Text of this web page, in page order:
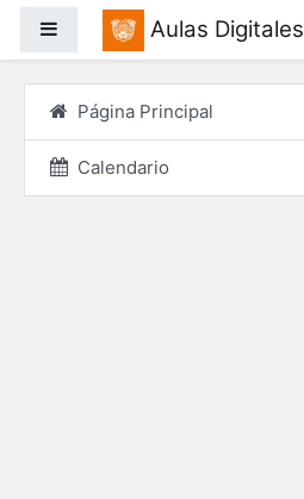
Panel lateralAulas Digitales
Página Principal
Calendario